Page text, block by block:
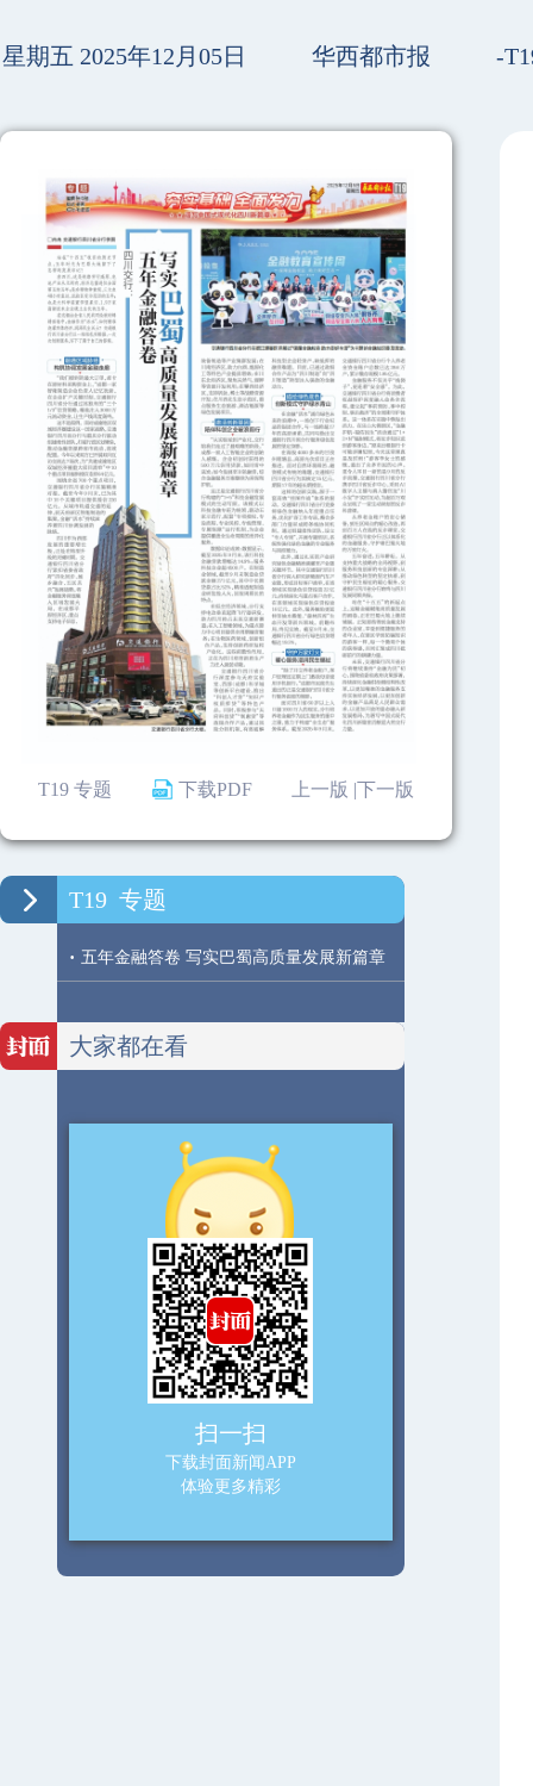
星期五 2025年12月05日 华西都市报 -
T19 专题 下载PDF 下一版
上一版 |
T19 专题
· 五年金融答卷 写实巴蜀高质量发展新篇章
大家都在看
扫一扫
下载封面新闻APP
体验更多精彩